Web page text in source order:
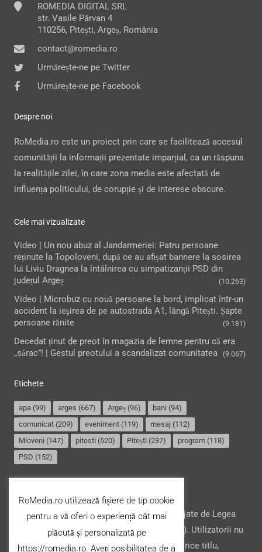
ROMEDIA DIGITAL SRL
str. Vasile Pârvan 4
110256, Pitești, Argeș, România
contact@romedia.ro
Urmărește-ne pe Twitter
Urmărește-ne pe Facebook
Despre noi
RoMedia.ro este un proiect prin care se facilitează accesul
comunității la informații prezentate imparțial, ca un răspuns
la realitățile zilei, în care zona media este afectată de
influența politicului, de corupție și de interese obscure.
Cele mai vizualizate
Video | Un nou abuz al Jandarmeriei: Patru persoane
reținute la Topoloveni, după ce au afișat bannere la sosirea
lui Liviu Dragnea la întâlnirea cu simpatizanții PSD din
județul Argeș
(10.263)
Video | Microbuz cu nouă persoane la bord, implicat într-un
accident la ieşirea de pe autostrada A1, lângă Pitești. Șapte
persoane rănite
(9.181)
Decedat ținut de preot în magazia de lemne pentru că era
„sărac”! | Gestul preotului a scandalizat comunitatea
(9.067)
Etichete
apa (99) arges (667) Argeș (96) bani (94)
comunicat (209) eveniment (119) mesaj (112)
Mioveni (147) pitesti (520) Pitești (237) program (118)
PSD (152)
Website-ul şi conţinutul acestuia, sunt protejate de Legea
drepturilor de autor din România (nr. 8/1996). Utilizatorii nu
pot copia, stoca, modifica ori transfera cu orice titlu,
RoMedia.ro utilizează fișiere de tip cookie
pentru a vă oferi o experiență cât mai
plăcută și personalizată pe
https://romedia.ro. Aveți posibilitatea de a